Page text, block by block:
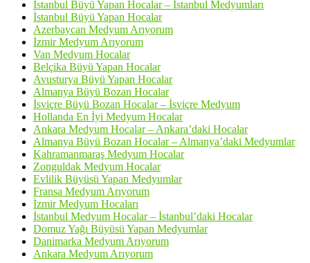
İstanbul Büyü Yapan Hocalar – İstanbul Medyumları
İstanbul Büyü Yapan Hocalar
Azerbaycan Medyum Arıyorum
İzmir Medyum Arıyorum
Van Medyum Hocalar
Belçika Büyü Yapan Hocalar
Avusturya Büyü Yapan Hocalar
Almanya Büyü Bozan Hocalar
İsviçre Büyü Bozan Hocalar – İsviçre Medyum
Hollanda En İyi Medyum Hocalar
Ankara Medyum Hocalar – Ankara’daki Hocalar
Almanya Büyü Bozan Hocalar – Almanya’daki Medyumlar
Kahramanmaraş Medyum Hocalar
Zonguldak Medyum Hocalar
Evlilik Büyüsü Yapan Medyumlar
Fransa Medyum Arıyorum
İzmir Medyum Hocaları
İstanbul Medyum Hocalar – İstanbul’daki Hocalar
Domuz Yağı Büyüsü Yapan Medyumlar
Danimarka Medyum Arıyorum
Ankara Medyum Arıyorum